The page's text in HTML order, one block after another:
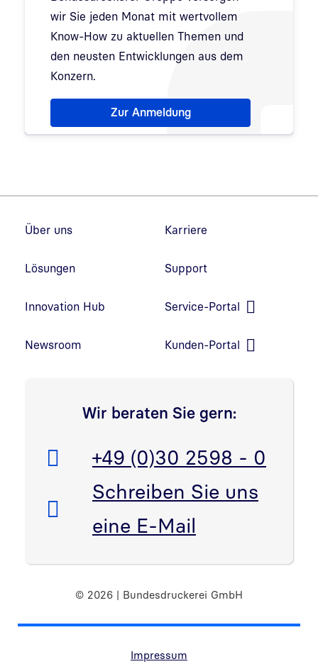
wir Sie jeden Monat mit wertvollem
Know-How zu aktuellen Themen und
den neusten Entwicklungen aus dem
Konzern.
Hinweis: Dialog zur Newsletter-Anmeldung wurde
Zur Anmeldung
Über uns
Lösungen
Innovation Hub
Newsroom
Karriere
Support
Service-Portal
Kunden-Portal
Wir beraten Sie gern:
Telefon:
+49 (0)30 2598 - 0
E-Mail:
Schreiben Sie uns
eine E-Mail
© 2026 | Bundesdruckerei GmbH
Impressum